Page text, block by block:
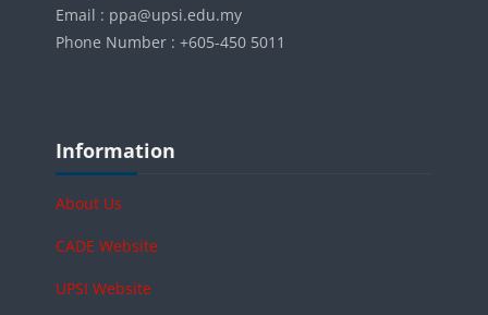
Email : ppa@upsi.edu.my
Phone Number : +605-450 5011
Blocks
Information
About Us
CADE Website
UPSI Website